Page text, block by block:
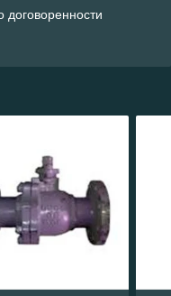
договоренности